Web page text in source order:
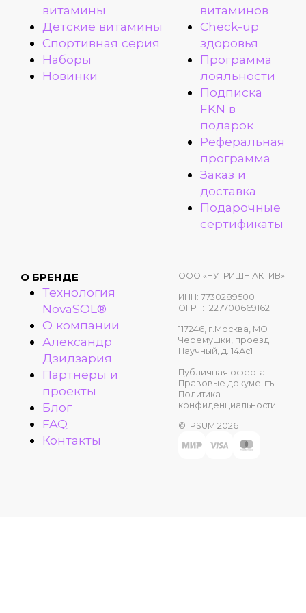
витамины
Детские витамины
Спортивная серия
Наборы
Новинки
витаминов
Check-up
здоровья
Программа
лояльности
Подписка
FKN в
подарок
Реферальная
программа
Заказ и
доставка
Подарочные
сертификаты
О БРЕНДЕ
Технология
NovaSOL®
О компании
Александр
Дзидзария
Партнёры и
проекты
Блог
FAQ
Контакты
ООО «НУТРИШН АКТИВ»
ИНН: 7730289500
ОГРН: 1227700669162
117246, г.Москва, МО
Черемушки, проезд
Научный, д. 14Ас1
Публичная оферта
Правовые документы
Политика
конфиденциальности
© IPSUM 2026